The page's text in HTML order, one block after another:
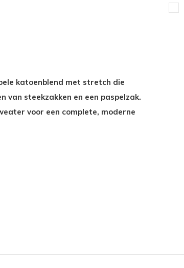
katoenblend met stretch die
steekzakken en een paspelzak.
voor een complete, moderne